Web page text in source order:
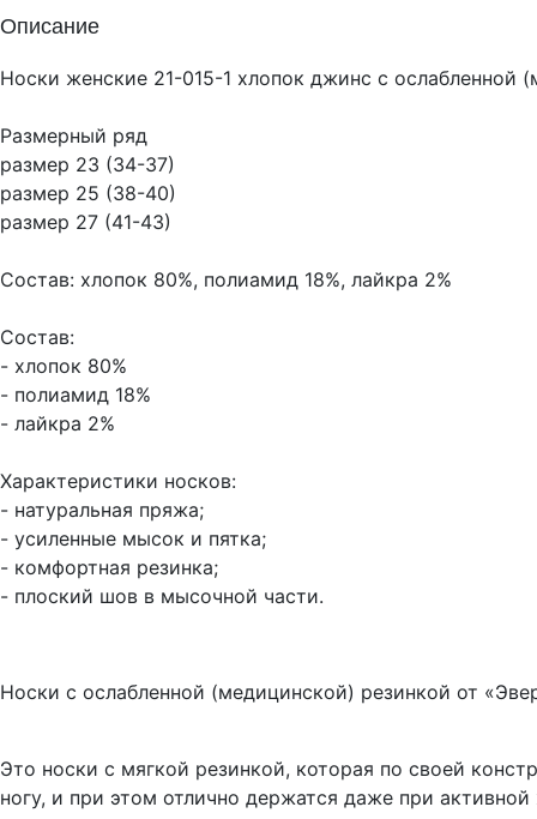
Описание
Носки женские 21-015-1 хлопок джинс с ослабленной
Размерный ряд
размер 23 (34-37)
размер 25 (38-40)
размер 27 (41-43)
Состав: хлопок 80%, полиамид 18%, лайкра 2%
Состав:
- хлопок 80%
- полиамид 18%
- лайкра 2%
Характеристики носков:
- натуральная пряжа;
- усиленные мысок и пятка;
- комфортная резинка;
- плоский шов в мысочной части.
Носки с ослабленной (медицинской) резинкой от
Это носки с мягкой резинкой, которая по своей
ногу, и при этом отлично держатся даже при активной